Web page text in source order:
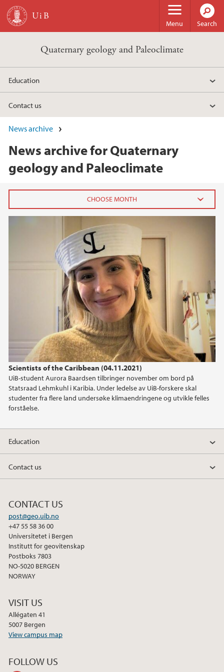
Skip to main content
Menu Search
Quaternary geology and Paleoclimate
Education
Contact us
News archive
News archive for Quaternary
geology and Paleoclimate
Scientists of the Caribbean (04.11.2021)
UiB-student Aurora Baardsen tilbringer november om bord på
Statsraad Lehmkuhl i Karibia. Under ledelse av UiB-forskere skal
studenter fra flere land undersøke klimaendringene og utvikle felles
forståelse.
2026
June (1)
April (1)
February (1)
January (2)
2024
2023
2022
2021
Education
Contact us
CONTACT US
post@geo.uib.no
+47 55 58 36 00
Universitetet i Bergen
Institutt for geovitenskap
Postboks 7803
NO-5020 BERGEN
NORWAY
VISIT US
Allégaten 41
5007 Bergen
View campus map
FOLLOW US